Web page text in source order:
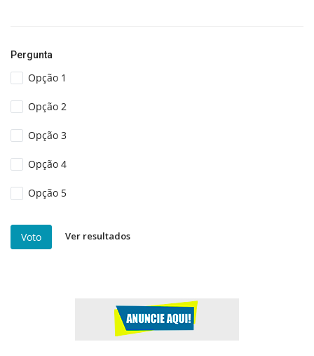
Pergunta
Opção 1
Opção 2
Opção 3
Opção 4
Opção 5
Voto Ver resultados